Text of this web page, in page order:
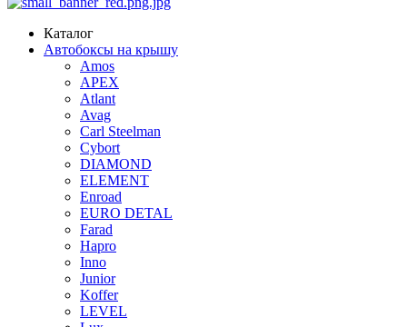
Каталог
Автобоксы на крышу
Amos
APEX
Atlant
Avag
Carl Steelman
Cybort
DIAMOND
ELEMENT
Enroad
EURO DETAL
Farad
Hapro
Inno
Junior
Koffer
LEVEL